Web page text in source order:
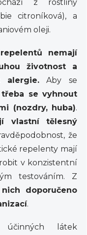
z rostliny
citroníková), a
oleji.
nemají
životnost a
alergie.Aby se
se vyhnout
(nozdry, huba).
vlastní tělesný
že
repelenty mají
v konzistentní
testováním. Z
doporučeno
.
účinných látek